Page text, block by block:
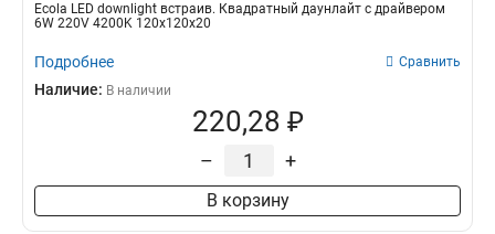
Ecola LED downlight встраив. Квадратный даунлайт с драйвером
6W 220V 4200K 120x120x20
Подробнее Сравнить
Наличие: В наличии
220,28 ₽
– +
В корзину